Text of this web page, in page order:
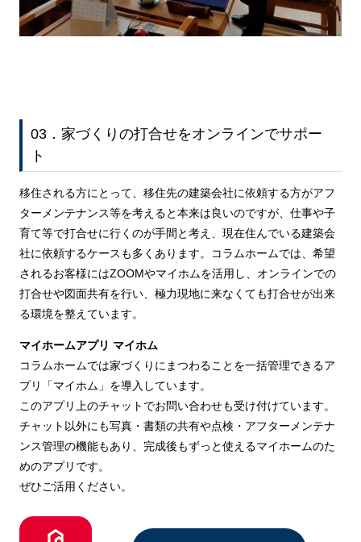
03．家づくりの打合せをオンラインでサポー
ト
移住される方にとって、移住先の建築会社に依頼する方がアフ
ターメンテナンス等を考えると本来は良いのですが、仕事や子
育て等で打合せに行くのが手間と考え、現在住んでいる建築会
社に依頼するケースも多くあります。コラムホームでは、希望
されるお客様にはZOOMやマイホムを活用し、オンラインでの
打合せや図面共有を行い、極力現地に来なくても打合せが出来
る環境を整えています。
マイホームアプリ マイホム
コラムホームでは家づくりにまつわることを一括管理できるア
プリ「マイホム」を導入しています。
このアプリ上のチャットでお問い合わせも受け付けています。
チャット以外にも写真・書類の共有や点検・アフターメンテナ
ンス管理の機能もあり、完成後もずっと使えるマイホームのた
めのアプリです。
ぜひご活用ください。